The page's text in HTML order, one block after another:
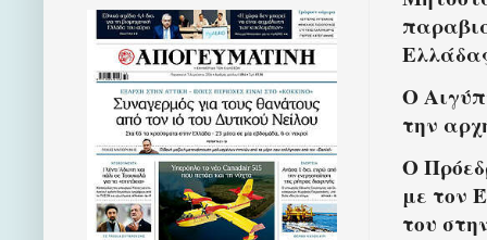
Ο
την
Ο
με τον
του